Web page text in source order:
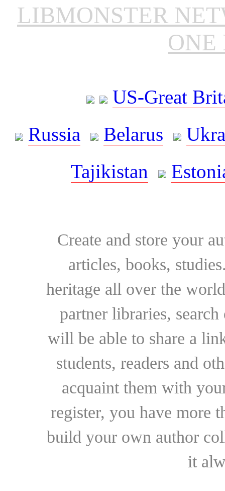
LIBMONSTER
ONE
US-Great
Russia
Belarus
Tajikistan
Create and store your
articles, books,
heritage all over the
partner libraries,
will be able to share a
students, readers and
acquaint them with
register, you have more
build your own author
it